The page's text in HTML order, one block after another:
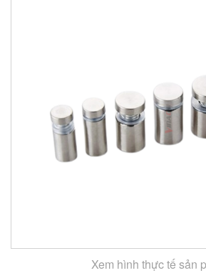
Xem hình thực tế sản